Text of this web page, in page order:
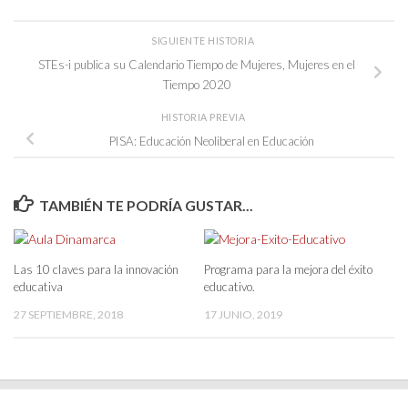
SIGUIENTE HISTORIA
STEs-i publica su Calendario Tiempo de Mujeres, Mujeres en el
Tiempo 2020
HISTORIA PREVIA
PISA: Educación Neoliberal en Educación
TAMBIÉN TE PODRÍA GUSTAR...
Las 10 claves para la innovación
educativa
27 SEPTIEMBRE, 2018
Programa para la mejora del éxito
educativo.
17 JUNIO, 2019